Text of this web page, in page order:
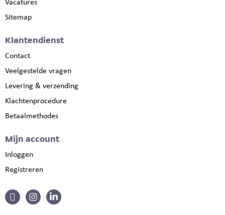
Vacatures
Sitemap
Klantendienst
Contact
Veelgestelde vragen
Levering & verzending
Klachtenprocedure
Betaalmethodes
Mijn account
Inloggen
Registreren